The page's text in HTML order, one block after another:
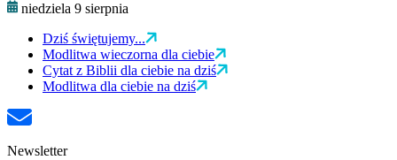
niedziela 9 sierpnia
Dziś świętujemy...
Modlitwa wieczorna dla ciebie
Cytat z Biblii dla ciebie na dziś
Modlitwa dla ciebie na dziś
Newsletter